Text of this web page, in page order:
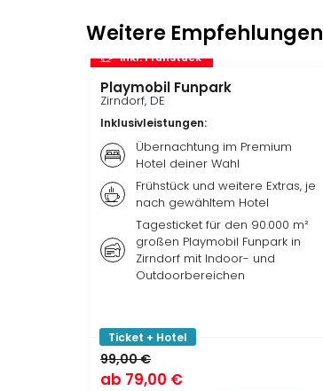
Weitere Empfehlungen
inkl. Frühstück
Playmobil Funpark
Zirndorf, DE
Inklusivleistungen:
Übernachtung im Premium
Hotel deiner Wahl
Frühstück und weitere Extras, je
nach gewähltem Hotel
Tagesticket für den 90.000 m²
großen Playmobil Funpark in
Zirndorf mit Indoor- und
Outdoorbereichen
Ticket + Hotel
99,00 €
ab 79,00 €